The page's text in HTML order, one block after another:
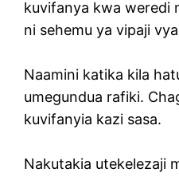
kuvifanya kwa weredi
ni sehemu ya vipaji
Naamini katika kila
umegundua rafiki.
kuvifanyia kazi sasa.
Nakutakia utekelezaji